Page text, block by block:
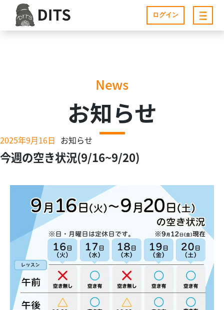
ログイン
News
お知らせ
2025年9月16日 お知らせ
今週の空き状況(9/16~9/20)